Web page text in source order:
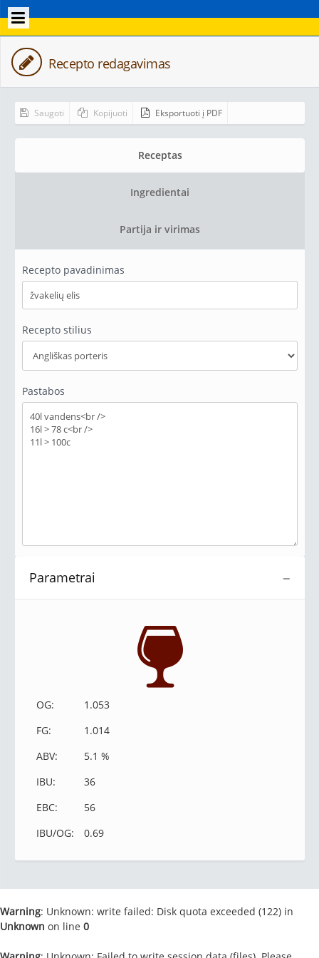
Recepto redagavimas
Saugoti Kopijuoti Eksportuoti į PDF
Receptas
Ingredientai
Partija ir virimas
Recepto pavadinimas
Recepto stilius
Pastabos
−
Parametrai
OG:
1.053
FG:
1.014
ABV:
5.1 %
IBU:
36
EBC:
56
IBU/OG:
0.69
Warning: Unknown: write failed: Disk quota exceeded (122) in
Unknown on line 0